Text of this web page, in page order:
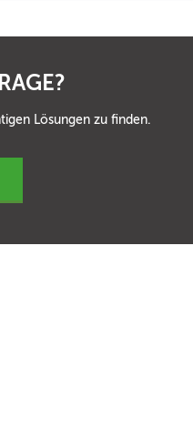
Lösungen zu finden.